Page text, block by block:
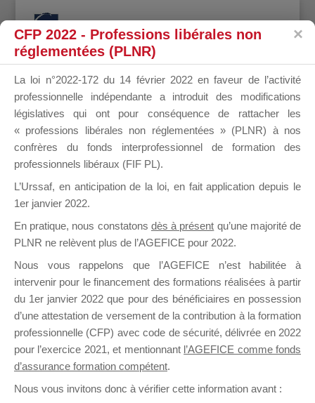
FRADEL
CORALIE
il y a 8 ans
Profil Groupes 0 Forums
CFP 2022 - Professions libérales non
réglementées (PLNR)
La loi n°2022-172 du 14 février 2022 en faveur de l’activité
professionnelle indépendante a introduit des modifications
législatives qui ont pour conséquence de rattacher les
« professions libérales non réglementées » (PLNR) à nos
confrères du fonds interprofessionnel de formation des
professionnels libéraux (FIF PL).
L’Urssaf, en anticipation de la loi, en fait application depuis le
1er janvier 2022.
En pratique, nous constatons dès à présent qu’une majorité de
PLNR ne relèvent plus de l’AGEFICE pour 2022.
Nous vous rappelons que l’AGEFICE n’est habilitée à
intervenir pour le financement des formations réalisées à partir
du 1er janvier 2022 que pour des bénéficiaires en possession
d’une attestation de versement de la contribution à la formation
professionnelle (CFP) avec code de sécurité, délivrée en 2022
pour l’exercice 2021, et mentionnant l’AGEFICE comme fonds
d’assurance formation compétent.
Nous vous invitons donc à vérifier cette information avant :